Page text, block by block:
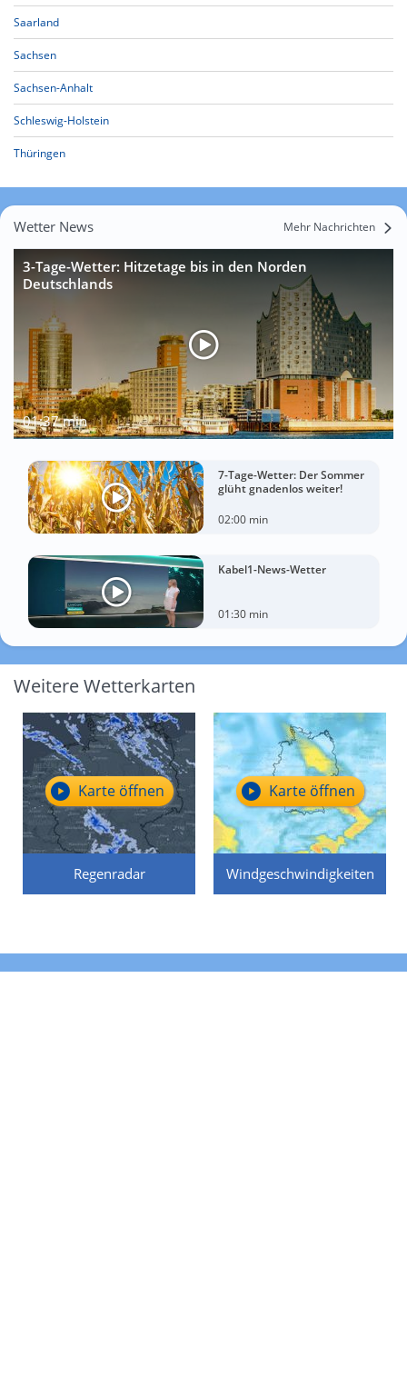
Saarland
Sachsen
Sachsen-Anhalt
Schleswig-Holstein
Thüringen
Wetter News Mehr Nachrichten
3-Tage-Wetter: Hitzetage bis in den Norden
Deutschlands
01:37 min
7-Tage-Wetter: Der Sommer
glüht gnadenlos weiter!
02:00 min
Kabel1-News-Wetter
01:30 min
Weitere Wetterkarten
Regenradar
Karte öffnen
Windgeschwindigkeiten
Karte öffnen